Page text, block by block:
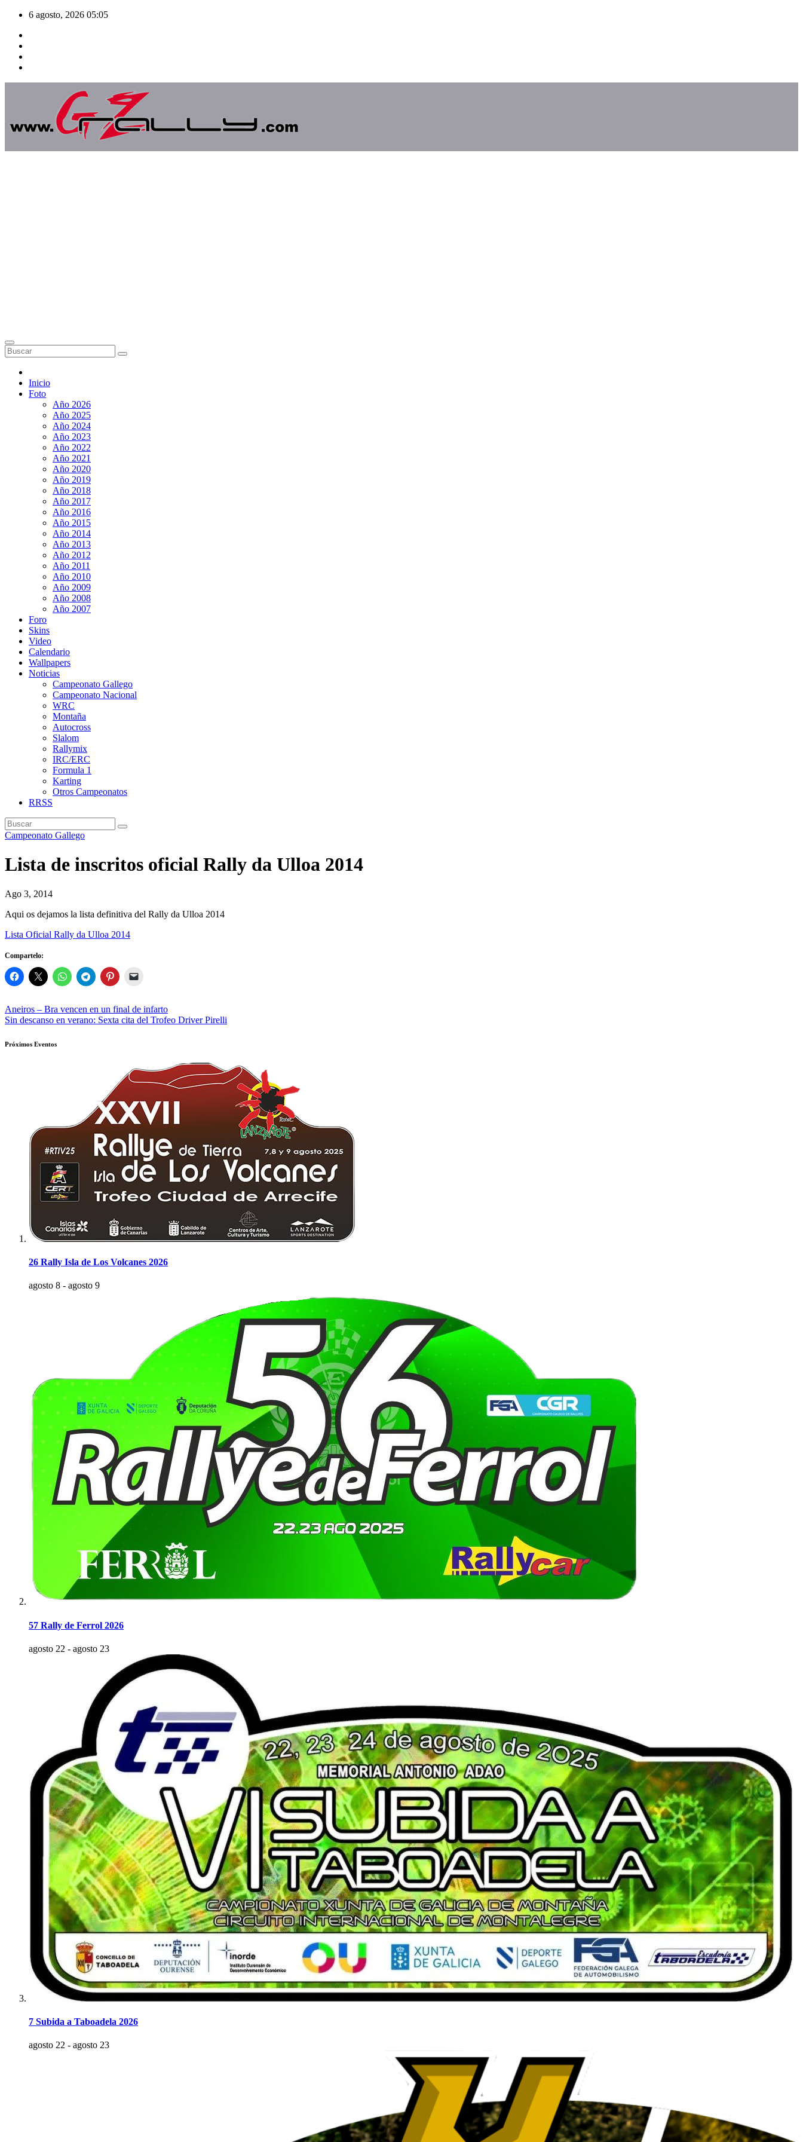
Saltar
contenido
6 agosto, 2026 05:05
Inicio
Foto
Año 2026
Año 2025
Año 2024
Año 2023
Año 2022
Año 2021
Año 2020
Año 2019
Año 2018
Año 2017
Año 2016
Año 2015
Año 2014
Año 2013
Año 2012
Año 2011
Año 2010
Año 2009
Año 2008
Año 2007
Foro
Skins
Video
Calendario
Wallpapers
Noticias
Campeonato Gallego
Campeonato Nacional
WRC
Montaña
Autocross
Slalom
Rallymix
IRC/ERC
Formula 1
Karting
Otros Campeonatos
RRSS
Campeonato Gallego
Lista de inscritos oficial Rally da Ulloa 2014
Ago 3, 2014
Aqui os dejamos la lista definitiva del Rally da Ulloa 2014
Lista Oficial Rally da Ulloa 2014
Compartelo:
Navegación
de
entradas
Aneiros – Bra vencen en un final de infarto
Sin descanso en verano: Sexta cita del Trofeo Driver Pirelli
Próximos Eventos
26 Rally Isla de Los Volcanes 2026
agosto 8 - agosto 9
57 Rally de Ferrol 2026
agosto 22 - agosto 23
7 Subida a Taboadela 2026
agosto 22 - agosto 23